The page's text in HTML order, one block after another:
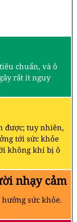
chuẩn, và ô
rất ít nguy
được; tuy nhiên,
tới sức khỏe
không khí bị ô
nhạy cảm
sức khỏe.